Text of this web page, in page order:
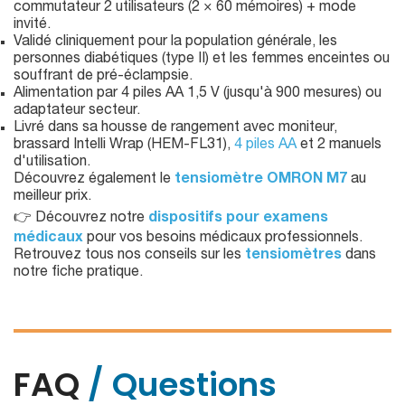
commutateur 2 utilisateurs (2 × 60 mémoires) + mode
invité.
Validé cliniquement pour la population générale, les
personnes diabétiques (type II) et les femmes enceintes ou
souffrant de pré-éclampsie.
Alimentation par 4 piles AA 1,5 V (jusqu'à 900 mesures) ou
adaptateur secteur.
Livré dans sa housse de rangement avec moniteur,
brassard Intelli Wrap (HEM-FL31), 4 piles AAet 2 manuels
d'utilisation.
Découvrez également le tensiomètre OMRON M7 au
meilleur prix.
👉 Découvrez notre dispositifs pour examens
médicaux pour vos besoins médicaux professionnels.
Retrouvez tous nos conseils sur les tensiomètres dans
notre fiche pratique.
FAQ / Questions